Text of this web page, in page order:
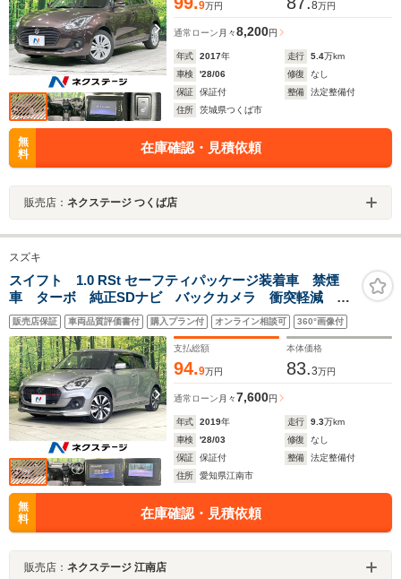
9万円 8万円
通常ローン 月々8,200円
年式 2017年 走行 5.4万km
車検
'28/06 修復
なし
保証
保証付 整備
法定整備付
住所
茨城県つくば市
無
料
在庫確認・見積依頼
販売店： ネクステージ つくば店
スズキ
スイフト 1.0 RSt セーフティパッケージ装着車 禁煙
車 ターボ 純正SDナビ バックカメラ 衝突軽減 シ
ートヒーター ドラレコ スマートキー LEDヘッド
ビルトインETC クルコン 純正16インチアルミ オー
トハイビーム 車線逸脱警報
販売店保証 車両品質評価書付 購入プラン付 オンライン相談可 360°画像付
支払総額
94.9万円
本体価格
83.3万円
通常ローン 月々7,600円
年式 2019年 走行 9.3万km
車検
'28/03 修復
なし
保証
保証付 整備
法定整備付
住所
愛知県江南市
無
料
在庫確認・見積依頼
販売店： ネクステージ 江南店